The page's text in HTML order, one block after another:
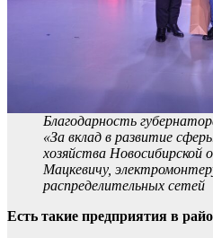
Благодарность
«За вклад в развитие
хозяйства Новосибирской
Мацкевичу,
распределительных сетей
Есть такие предприятия в